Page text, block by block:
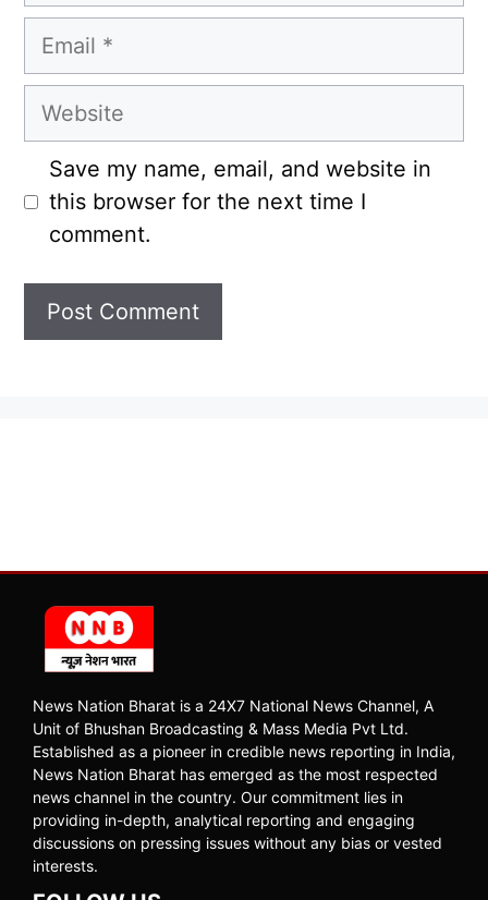
Email
Website
Save my name, email, and website in
this browser for the next time I
comment.
News Nation Bharat is a 24X7 National News Channel, A
Unit of Bhushan Broadcasting & Mass Media Pvt Ltd.
Established as a pioneer in credible news reporting in India,
News Nation Bharat has emerged as the most respected
news channel in the country. Our commitment lies in
providing in-depth, analytical reporting and engaging
discussions on pressing issues without any bias or vested
interests.